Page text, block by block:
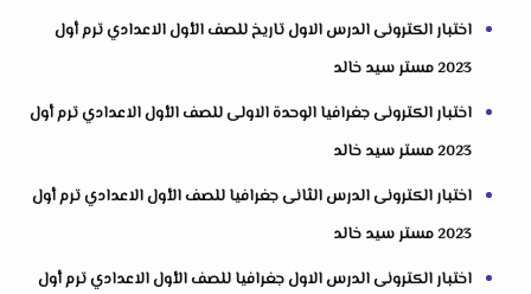
اختبار الكترونى الدرس الاول تاريخ للصف الأول الاعدادي ترم أول
2023 مستر سيد خالد
اختبار الكترونى جغرافيا الوحدة الاولى للصف الأول الاعدادي ترم أول
2023 مستر سيد خالد
اختبار الكترونى الدرس الثانى جغرافيا للصف الأول الاعدادي ترم أول
2023 مستر سيد خالد
اختبار الكترونى الدرس الاول جغرافيا للصف الأول الاعدادي ترم أول